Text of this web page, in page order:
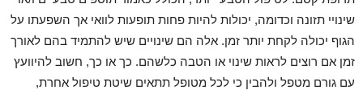
שינויי תזונה וכדומה, יכולות להיות פחות תופעות לוואי אך השפעתו על
הגוף יכולה לקחת יותר זמן. אלה הם שינויים שיש להתמיד בהם לאורך
זמן אם רוצים לראות שינוי או הטבה כלשהם. כך או כך, חשוב להיוועץ
עם גורם מטפל ולהבין כי לכל מטופל תתאים שיטת טיפול אחרת,